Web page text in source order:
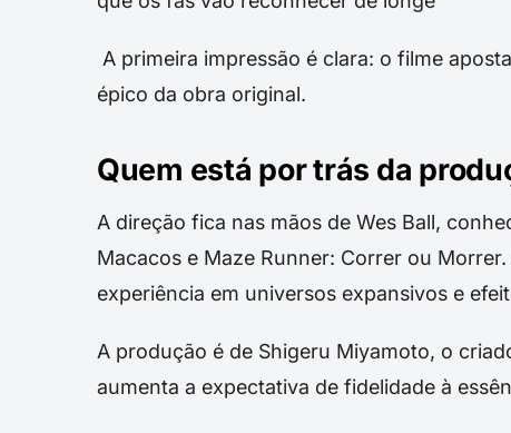
A primeira impressão é clara: o filme
épico da obra original.
Quem está por trás da
A direção fica nas mãos de Wes Ball,
Macacos e Maze Runner: Correr ou
experiência em universos expansivos e
A produção é de Shigeru Miyamoto, o
aumenta a expectativa de fidelidade à